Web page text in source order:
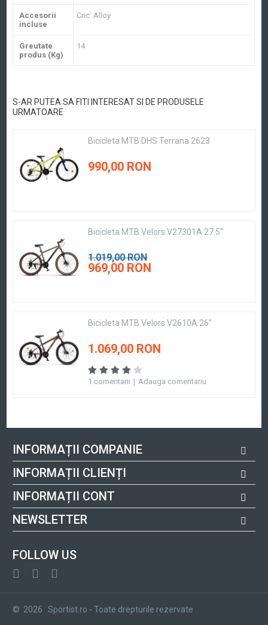
Accesorii
incluse
Cric: Alloy
Greutate
produs (Kg)
14
S-AR PUTEA SA FITI INTERESAT SI DE PRODUSELE
URMATOARE
Bicicleta MTB DHS Terrana 2623
990,00 RON
Bicicleta MTB Velors V27301A 27.5"
1.019,00 RON
969,00 RON
Bicicleta MTB Velors V2610A 26"
1.069,00 RON
1 comentarii | Adauga comentariu
INFORMAȚII COMPANIE
INFORMAȚII CLIENȚI
INFORMAȚII CONT
NEWSLETTER
FOLLOW US
© 2026 Sportist.ro - Toate drepturile rezervate